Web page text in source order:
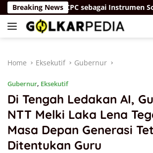
Skip
to
content
Breaking News
IDCPC sebagai Instrumen Soft
Home Eksekutif Gubernur
Gubernur, Eksekutif
Di Tengah Ledakan AI,
NTT Melki Laka Lena
Masa Depan Generasi
Ditentukan Guru